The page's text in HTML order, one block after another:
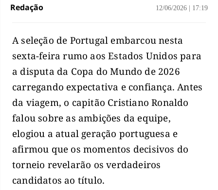
Redação 12/06/2026 17:19
A seleção de Portugal embarcou nesta
sexta-feira rumo aos Estados Unidos para
a disputa da Copa do Mundo de 2026
carregando expectativa e confiança. Antes
da viagem, o capitão Cristiano Ronaldo
falou sobre as ambições da equipe,
elogiou a atual geração portuguesa e
afirmou que os momentos decisivos do
torneio revelarão os verdadeiros
candidatos ao título.